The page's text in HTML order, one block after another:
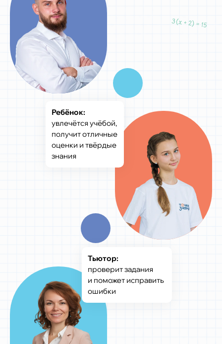
Ребёнок:
увлечётся учёбой,
получит отличные
оценки и твёрдые
знания
Тьютор:
проверит задания
и поможет исправить
ошибки